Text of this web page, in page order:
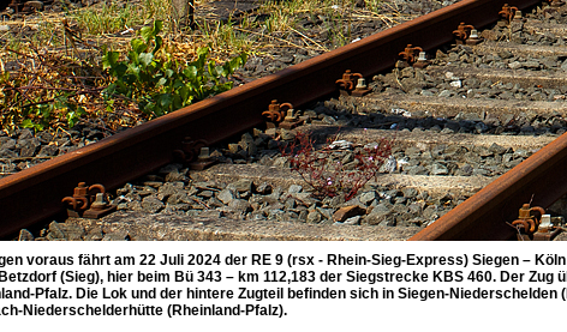
voraus fährt am 22 Juli 2024 der RE 9 (rsx - Rhein-Sieg-Express) Siegen –
(Sieg), hier beim Bü 343 – km 112,183 der Siegstrecke KBS 460. Der
Pfalz. Die Lok und der hintere Zugteil befinden sich in Siegen-
Niederschelderhütte (Rheinland-Pfalz).